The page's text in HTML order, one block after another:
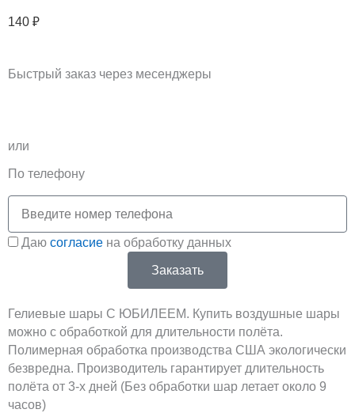
140 ₽
Быстрый заказ через месенджеры
l
e
g
a
m
или
По телефону
Соглашение
Даю согласие на обработку данных
Заказать
Гелиевые шары С ЮБИЛЕЕМ. Купить воздушные шары
можно с обработкой для длительности полёта.
Полимерная обработка производства США экологически
безвредна. Производитель гарантирует длительность
полёта от 3-х дней (Без обработки шар летает около 9
часов)